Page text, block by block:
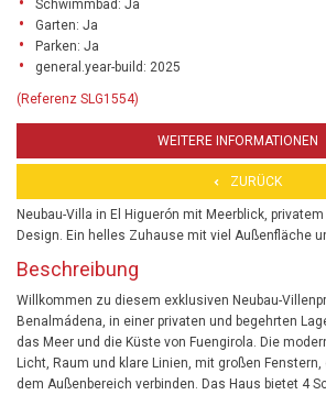
Schwimmbad: Ja
Garten: Ja
Parken: Ja
general.year-build: 2025
(Referenz SLG1554)
WEITERE INFORMATIONEN
ZURÜCK
Neubau-Villa in El Higuerón mit Meerblick,
Design. Ein helles Zuhause mit viel Außenfläche
Beschreibung
Willkommen zu diesem exklusiven Neubau-
Benalmádena, in einer privaten und begehrten
das Meer und die Küste von Fuengirola. Die
Licht, Raum und klare Linien, mit großen
dem Außenbereich verbinden. Das Haus bietet 4